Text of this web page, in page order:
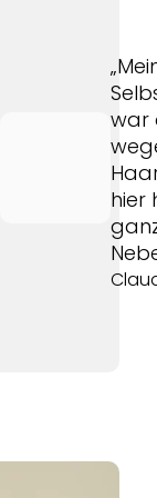
war
hier